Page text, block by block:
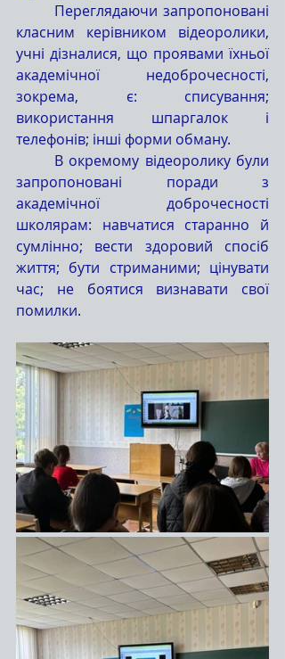
класним керівником відеоролики,
учні дізналися, що проявами їхньої
академічної недоброчесності,
зокрема, є: списування;
використання шпаргалок і
телефонів; інші форми обману.
запропоновані поради з
академічної доброчесності
школярам: навчатися старанно й
сумлінно; вести здоровий спосіб
життя; бути стриманими; цінувати
час; не боятися визнавати свої
помилки.